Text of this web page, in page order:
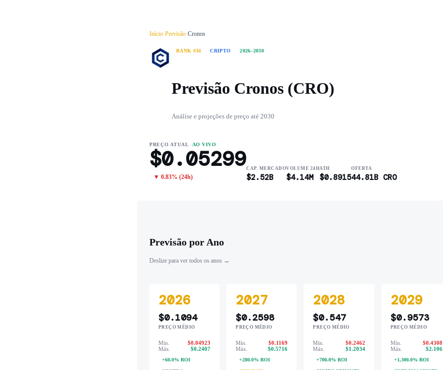
Início›Previsão›Cronos
RANK #34 CRIPTO 2026–2030
Previsão Cronos (CRO)
Análise e projeções de preço até 2030
PREÇO ATUAL AO VIVO
$0.05299
▼ 0.83% (24h)
CAP. MERCADO
$2.52B
VOLUME 24H
$4.14M
ATH
$0.8915
OFERTA
44.81B CRO
Previsão por Ano
Deslize para ver todos os anos →
2026
$0.1094
PREÇO MÉDIO
Mín.
$0.04923
Máx.
$0.2407
+60.0% ROI
2027
$0.2598
PREÇO MÉDIO
Mín.
$0.1169
Máx.
$0.5716
+280.0% ROI
2028
$0.547
PREÇO MÉDIO
Mín.
$0.2462
Máx.
$1.2034
+700.0% ROI
2029
$0.9573
PREÇO MÉDIO
Mín.
$0.4308
Máx.
$2.106
+1,300.0% ROI